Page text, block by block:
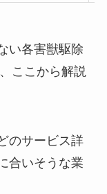
い各害獣駆除
ここから解説
のサービス詳
合いそうな業